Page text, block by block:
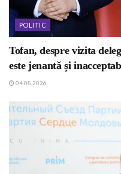
POLITIC
Tofan, despre vizita
este jenantă și
04.08.2026